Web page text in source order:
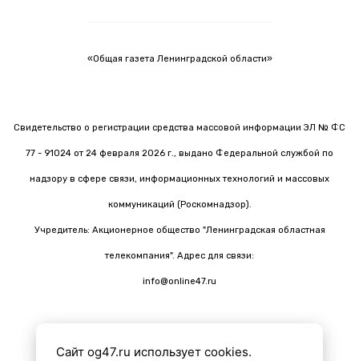
«Общая газета Ленинградской области»
Свидетельство о регистрации средства массовой информации ЭЛ № ФС
77 - 91024 от 24 февраля 2026 г., выдано Федеральной службой по
надзору в сфере связи, информационных технологий и массовых
коммуникаций (Роскомнадзор).
Учредитель: Акционерное общество "Ленинградская областная
телекомпания". Адрес для связи:
info@online47.ru
Все материалы на сайте подготовлены с помощью ИИ
Сайт og47.ru использует cookies.